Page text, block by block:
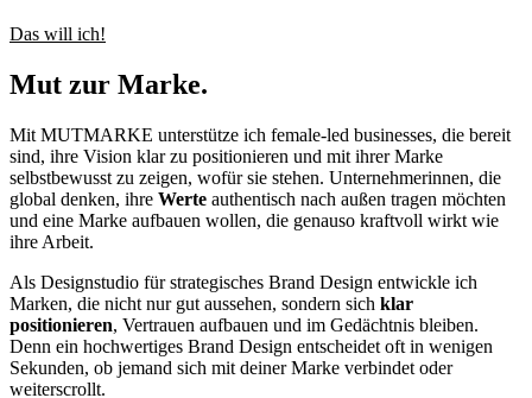
Das will ich!
Mut zur Marke.
Mit MUTMARKE unterstütze ich female-led businesses, die bereit
sind, ihre Vision klar zu positionieren und mit ihrer Marke
selbstbewusst zu zeigen, wofür sie stehen. Unternehmerinnen, die
global denken, ihre Werte authentisch nach außen tragen möchten
und eine Marke aufbauen wollen, die genauso kraftvoll wirkt wie
ihre Arbeit.
Als Designstudio für strategisches Brand Design entwickle ich
Marken, die nicht nur gut aussehen, sondern sich klar
positionieren, Vertrauen aufbauen und im Gedächtnis bleiben.
Denn ein hochwertiges Brand Design entscheidet oft in wenigen
Sekunden, ob jemand sich mit deiner Marke verbindet oder
weiterscrollt.